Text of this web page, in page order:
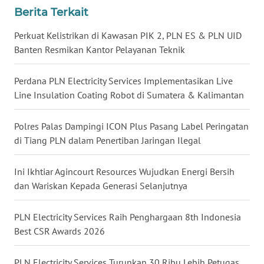
Berita Terkait
Perkuat Kelistrikan di Kawasan PIK 2, PLN ES & PLN UID
Banten Resmikan Kantor Pelayanan Teknik
Perdana PLN Electricity Services Implementasikan Live
Line Insulation Coating Robot di Sumatera & Kalimantan
Polres Palas Dampingi ICON Plus Pasang Label Peringatan
di Tiang PLN dalam Penertiban Jaringan Ilegal
Ini Ikhtiar Agincourt Resources Wujudkan Energi Bersih
dan Wariskan Kepada Generasi Selanjutnya
PLN Electricity Services Raih Penghargaan 8th Indonesia
Best CSR Awards 2026
KALTARA
KALSEL
WN
KALTIM
WN
SULSEL
WN
GORONTALO
WN